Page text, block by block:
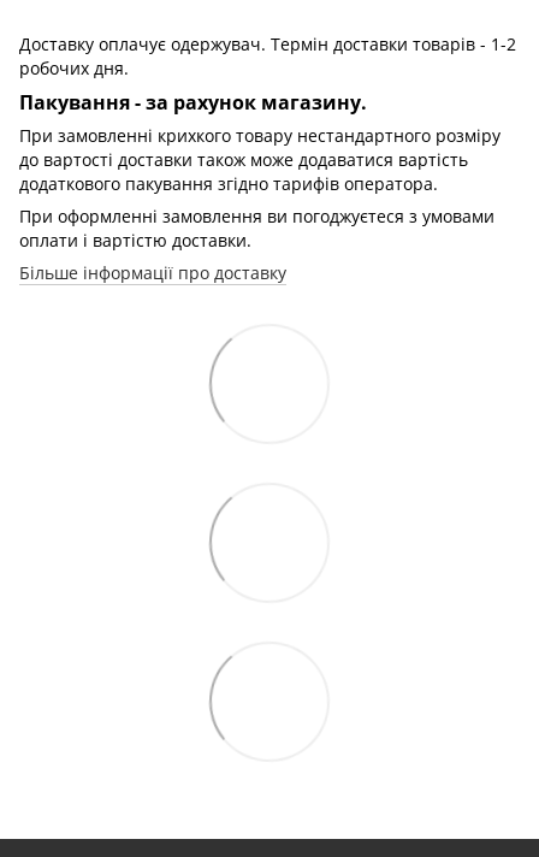
Доставку оплачує одержувач. Термін доставки товарів - 1-2
робочих дня.
Пакування - за рахунок магазину.
При замовленні крихкого товару нестандартного розміру
до вартості доставки також може додаватися вартість
додаткового пакування згідно тарифів оператора.
При оформленні замовлення ви погоджуєтеся з умовами
оплати і вартістю доставки.
Більше інформації про доставку